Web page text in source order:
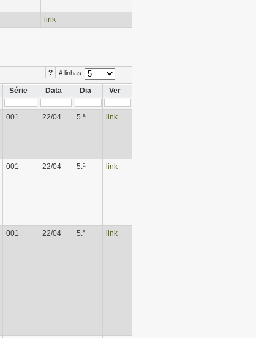
link
? # linhas
Série Data Dia Ver
001 22/04 5.ª link
001 22/04 5.ª link
001 22/04 5.ª link